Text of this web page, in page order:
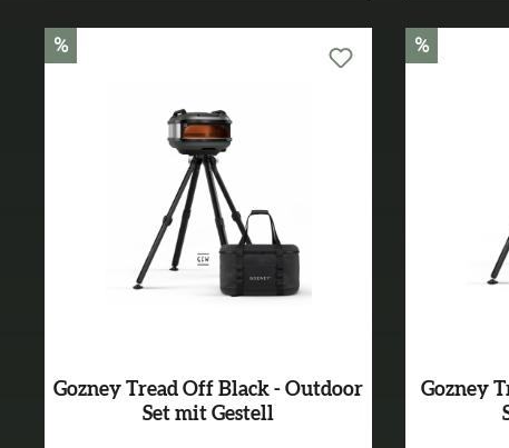
%
Gozney Tread Off Black - Outdoor
Set mit Gestell
%
Gozney